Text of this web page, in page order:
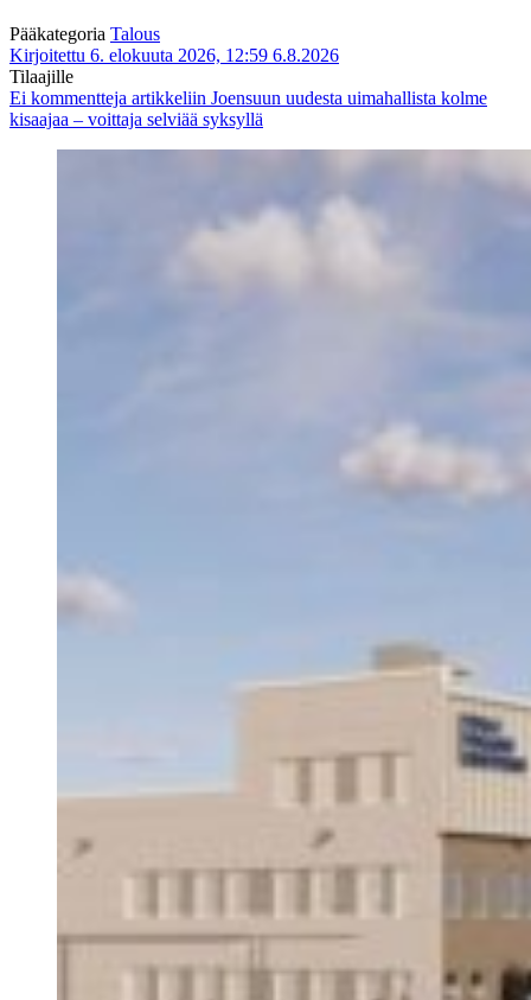
Pääkategoria Talous
Kirjoitettu 6. elokuuta 2026, 12:59 6.8.2026
Tilaajille
Ei kommentteja artikkeliin Joensuun uudesta uimahallista kolme
kisaajaa – voittaja selviää syksyllä